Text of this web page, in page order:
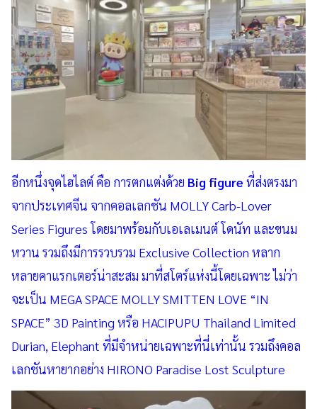
อีกหนึ่งจุดไฮไลต์ คือ การตกแต่งด้วย Big figure ที่ส่งตรงมา
จากประเทศจีน จากคอลเลกชัน MOLLY Carb-Lover
Series Figures โดยมาพร้อมกับเอเลเมนต์ โดนัท และขนม
หวาน รวมถึงมีการรวบรวม Exclusive Collection หลาก
หลายคาแรกเตอร์น่าสะสม มาที่สโตร์แห่งนี้โดยเฉพาะ ไม่ว่า
จะเป็น MEGA SPACE MOLLY SMITTEN LOVE “IN
SPACE” 3D Painting หรือ HACIPUPU Thailand Limited
Durian, Elephant ที่มีจำหน่ายเฉพาะที่นี่เท่านั้น รวมถึงคอล
เลกชันหายากอย่าง HIRONO Paradise Lost Sculpture